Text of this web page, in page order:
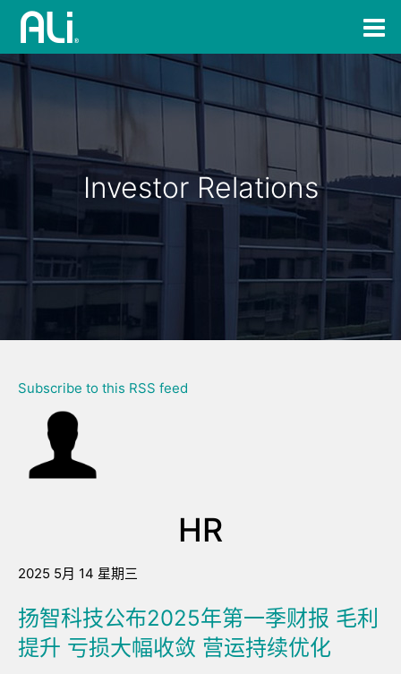
Investor Relations
Subscribe to this RSS feed
HR
2025 5月 14 星期三
扬智科技公布2025年第一季财报 毛利
提升 亏损大幅收敛 营运持续优化